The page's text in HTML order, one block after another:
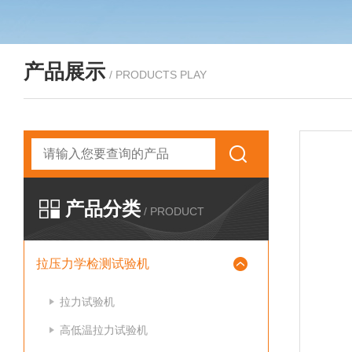
产品展示 / PRODUCTS PLAY
产品分类 / PRODUCT
拉压力学检测试验机
拉力试验机
高低温拉力试验机